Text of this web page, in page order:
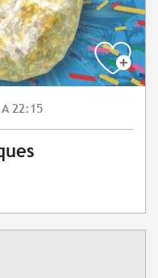
A 22:15